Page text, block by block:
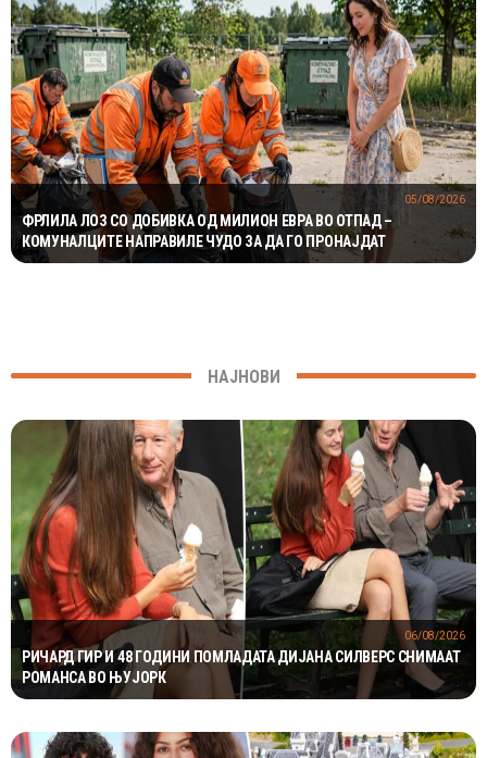
ФРЛИЛА ЛОЗ СО ДОБИВКА ОД МИЛИОН ЕВРА ВО ОТПАД –
КОМУНАЛЦИТЕ НАПРАВИЛЕ ЧУДО ЗА ДА ГО ПРОНАЈДАТ
05/08/2026
НАЈНОВИ
РИЧАРД ГИР И 48 ГОДИНИ ПОМЛАДАТА ДИЈАНА СИЛВЕРС СНИМААТ
РОМАНСА ВО ЊУЈОРК
06/08/2026